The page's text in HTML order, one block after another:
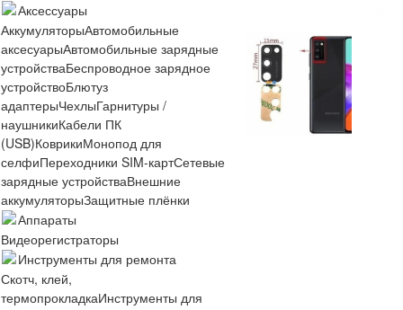
Аксессуары
АккумуляторыАвтомобильные
аксесуарыАвтомобильные зарядные
устройстваБеспроводное зарядное
устройствоБлютуз
адаптерыЧехлыГарнитуры /
наушникиКабели ПК
(USB)КоврикиМонопод для
селфиПереходники SIM-картСетевые
зарядные устройстваВнешние
аккумуляторыЗащитные плёнки
Аппараты
Видеорегистраторы
Инструменты для ремонта
Скотч, клей,
термопрокладкаИнструменты для